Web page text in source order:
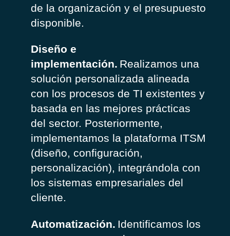
de la organización y el presupuesto
disponible.
Diseño e
implementación. Realizamos una
solución personalizada alineada
con los procesos de TI existentes y
basada en las mejores prácticas
del sector. Posteriormente,
implementamos la plataforma ITSM
(diseño, configuración,
personalización), integrándola con
los sistemas empresariales del
cliente.
Automatización. Identificamos los